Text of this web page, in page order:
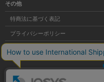
その他
特商法に基づく表記
プライバシーポリシー